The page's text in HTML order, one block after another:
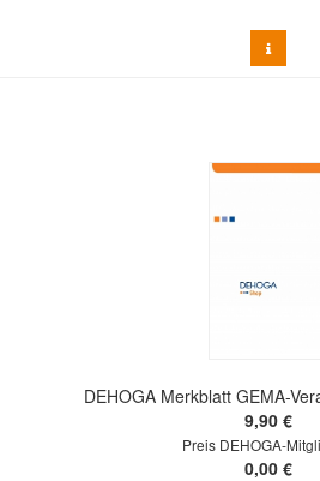
DEHOGA Merkblatt GEMA-
9,90 €
Preis DEHOGA-
0,00 €